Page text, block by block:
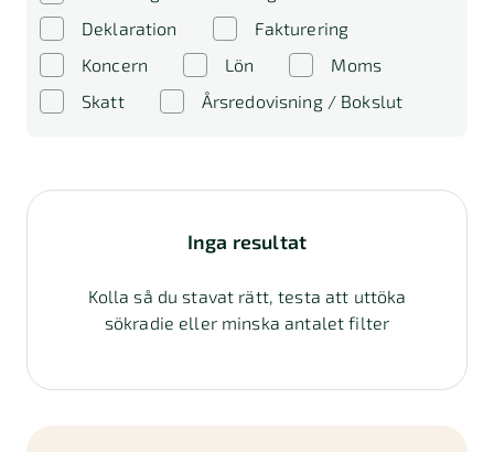
Deklaration
Fakturering
Koncern
Lön
Moms
Skatt
Årsredovisning / Bokslut
Inga resultat
Kolla så du stavat rätt, testa att uttöka
sökradie eller minska antalet filter